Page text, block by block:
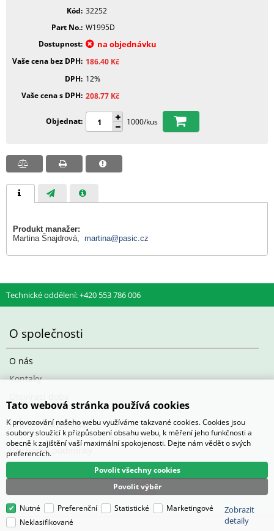
Kód 32252
Part No. W1995D
Dostupnost
na objednávku
Vaše cena bez DPH 186.40 Kč
DPH 12%
Vaše cena s DPH 208.77 Kč
Objednat 1000/kus
Produkt manažer:
Martina Šnajdrová, martina@pasic.cz
Technické oddělení: +420 553 786 006
O společnosti
O nás
Kontaky
Jak nakupovat
Obchodní podmínky
Pasič.cz
Tato webová stránka používá cookies
K provozování našeho webu využíváme takzvané cookies. Cookies jsou
soubory sloužící k přizpůsobení obsahu webu, k měření jeho funkčnosti a
obecně k zajištění vaší maximální spokojenosti. Dejte nám vědět o svých
preferencích.
Povolit výběr
Povolit všechny cookies
Nutné Preferenční Statistické
Marketingové
Neklasifikované
Zobrazit
detaily